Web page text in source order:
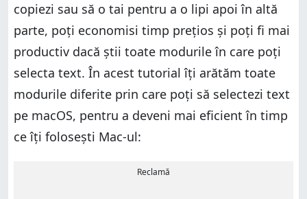
copiezi sau să o tai pentru a o lipi apoi în altă
parte, poți economisi timp prețios și poți fi mai
productiv dacă știi toate modurile în care poți
selecta text. În acest tutorial îți arătăm toate
modurile diferite prin care poți să selectezi text
pe macOS, pentru a deveni mai eficient în timp
ce îți folosești Mac-ul:
Reclamă